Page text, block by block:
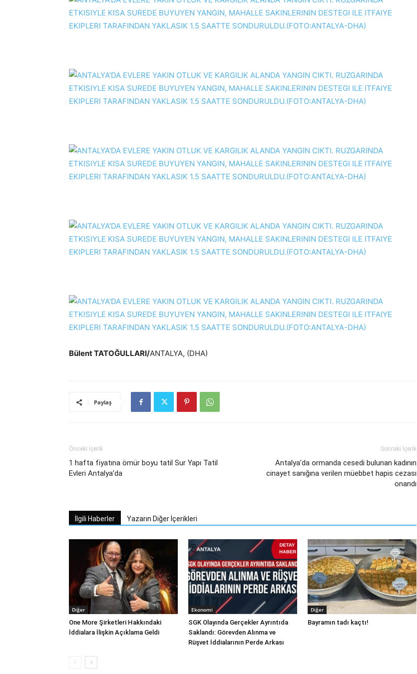
Bülent TATOĞULLARI/ANTALYA, (DHA)
Paylaş
Önceki İçerik
1 hafta fiyatına ömür boyu tatil Sur Yapı Tatil
Evleri Antalya’da
Sonraki İçerik
Antalya’da ormanda cesedi bulunan kadının
cinayet sanığına verilen müebbet hapis cezası
onandı
İlgili Haberler Yazarın Diğer İçerikleri
Diğer
One More Şirketleri Hakkındaki
İddialara İlişkin Açıklama Geldi
Ekonomi
SGK Olayında Gerçekler Ayrıntıda
Saklandı: Görevden Alınma ve
Rüşvet İddialarının Perde Arkası
Diğer
Bayramın tadı kaçtı!